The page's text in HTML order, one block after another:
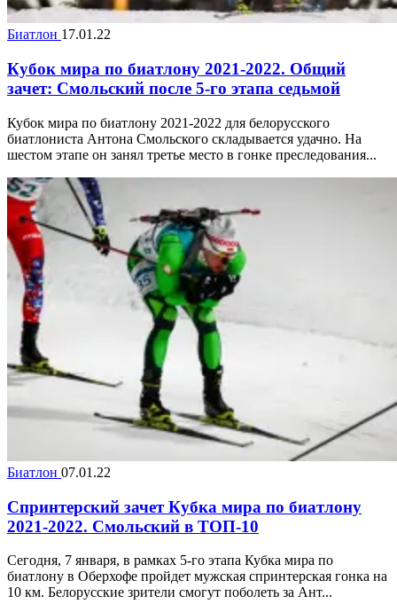
Биатлон 17.01.22
Кубок мира по биатлону 2021-2022. Общий
зачет: Смольский после 5-го этапа седьмой
Кубок мира по биатлону 2021-2022 для белорусского
биатлониста Антона Смольского складывается удачно. На
шестом этапе он занял третье место в гонке преследования...
Биатлон 07.01.22
Спринтерский зачет Кубка мира по биатлону
2021-2022. Смольский в ТОП-10
Сегодня, 7 января, в рамках 5-го этапа Кубка мира по
биатлону в Оберхофе пройдет мужская спринтерская гонка на
10 км. Белорусские зрители смогут поболеть за Ант...